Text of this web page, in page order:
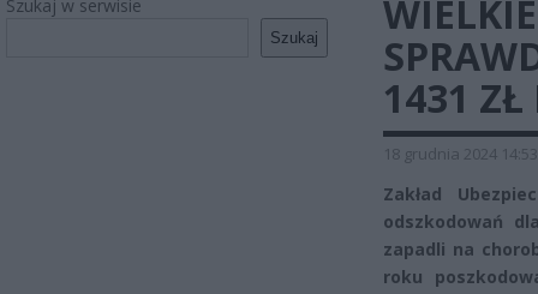
Szukaj w serwisie
Szukaj
1431 ZŁ
18 grudnia 2024 14:53
Zakład
odszkodowań
zapadli na
roku